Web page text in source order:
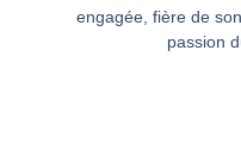
engagée, fière de
passion